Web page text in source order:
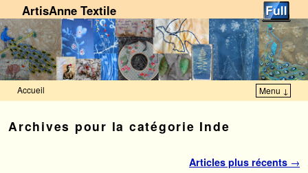
ArtisAnne Textile
Accueil Menu ↓
Archives pour la catégorie Inde
Articles plus récents →